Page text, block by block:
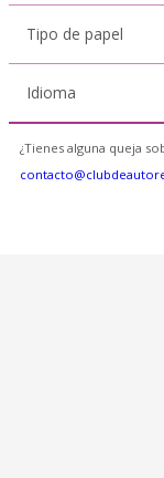
Tipo de papel
Idioma
¿Tienes alguna queja